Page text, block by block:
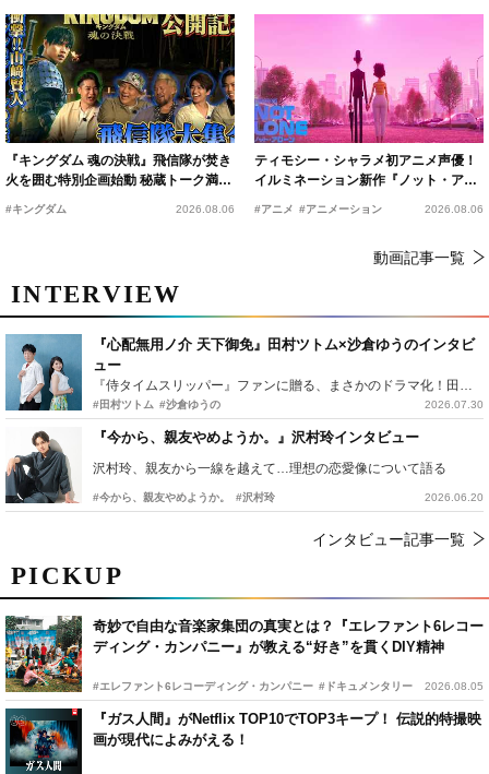
PICKUP
奇妙で自由な音楽家集団の真実とは？『エレファント6レコー
ディング・カンパニー』が教える“好き”を貫くDIY精神
#エレファント6レコーディング・カンパニー #ドキュメンタリー 2026.08.05
『ガス人間』がNetflix TOP10でTOP3キープ！ 伝説的特撮映
画が現代によみがえる！
『キングダム 魂の決戦』飛信隊が焚き
火を囲む特別企画始動 秘蔵トーク満載
#キングダム 2026.08.06
ティモシー・シャラメ初アニメ声優！
イルミネーション新作『ノット・アロ
#アニメ #アニメーション 2026.08.06
動画記事一覧
INTERVIEW
『心配無用ノ介 天下御免』田村ツトム×沙倉ゆうのインタビ
ュー
『侍タイムスリッパー』ファンに贈る、まさかのドラマ化！田村ツトム×沙倉ゆうのが語る『心配無用ノ介』撮影秘話
#田村ツトム #沙倉ゆうの 2026.07.30
『今から、親友やめようか。』沢村玲インタビュー
沢村玲、親友から一線を越えて…理想の恋愛像について語る
#今から、親友やめようか。 #沢村玲 2026.06.20
インタビュー記事一覧